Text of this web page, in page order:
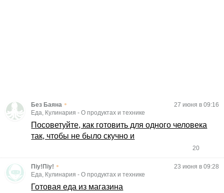
Без Баяна •
27 июня в 09:16
Еда, Кулинария -О продуктах и технике
Посоветуйте, как готовить для одного человека
так, чтобы не было скучно и
20
Піу!Піу! •
23 июня в 09:28
Еда, Кулинария -О продуктах и технике
Готовая еда из магазина